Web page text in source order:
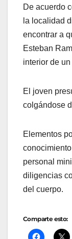
De acuerdo
la localidad
encontrar a
Esteban
interior de
El joven
colgándose
Elementos
personal
diligencias
del cuerpo.
Comparte esto: